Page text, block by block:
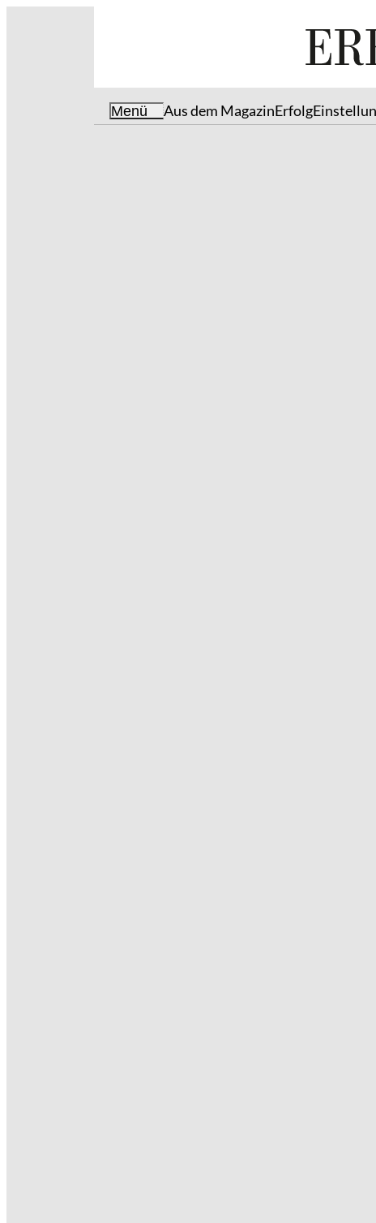
Menü Aus dem MagazinErfolg